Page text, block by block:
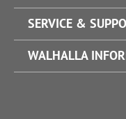
SERVICE &
WALHALLA